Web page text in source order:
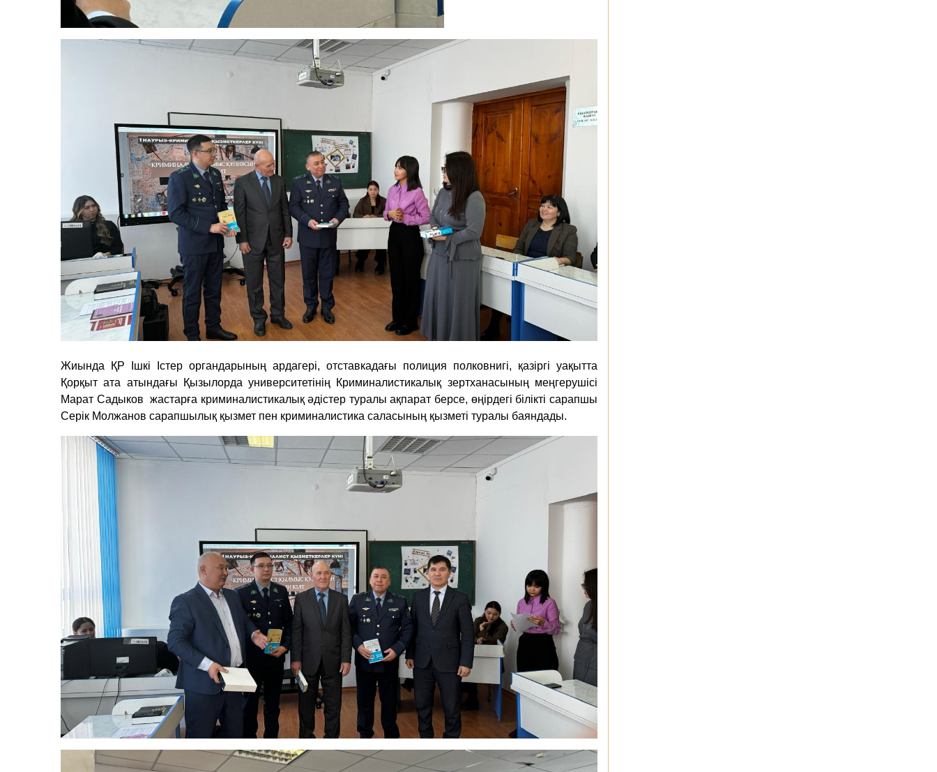
Жиында ҚР Ішкі Істер органдарының ардагері, отставкадағы полиция полковнигі, қазіргі уақытта
Қорқыт ата атындағы Қызылорда университетінің Криминалистикалық зертханасының меңгерушісі
Марат Садыков жастарға криминалистикалық әдістер туралы ақпарат берсе, өңірдегі білікті сарапшы
Серік Молжанов сарапшылық қызмет пен криминалистика саласының қызметі туралы баяндады.